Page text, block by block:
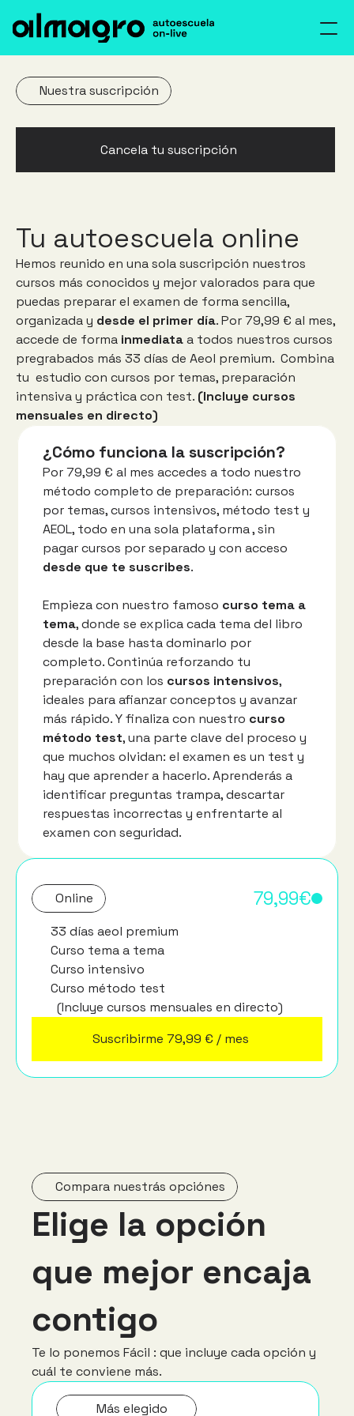
Nuestra suscripción
Cancela tu suscripción
Tu autoescuela online
Hemos reunido en una sola suscripción nuestros
cursos más conocidos y mejor valorados para que
puedas preparar el examen de forma sencilla,
organizada y desde el primer día. Por 79,99 € al mes,
accede de forma inmediata a todos nuestros cursos
pregrabados más 33 días de Aeol premium.  Combina
tu  estudio con cursos por temas, preparación
intensiva y práctica con test. (Incluye cursos
mensuales en directo)
¿Cómo funciona la suscripción?
Por 79,99 € al mes accedes a todo nuestro
método completo de preparación: cursos
por temas, cursos intensivos, método test y
AEOL, todo en una sola plataforma , sin
pagar cursos por separado y con acceso
desde que te suscribes.
Empieza con nuestro famoso curso tema a
tema, donde se explica cada tema del libro
desde la base hasta dominarlo por
completo. Continúa reforzando tu
preparación con los cursos intensivos,
ideales para afianzar conceptos y avanzar
más rápido. Y finaliza con nuestro curso
método test, una parte clave del proceso y
que muchos olvidan: el examen es un test y
hay que aprender a hacerlo. Aprenderás a
identificar preguntas trampa, descartar
respuestas incorrectas y enfrentarte al
examen con seguridad.
Online
   79,99€
33 días aeol premium
Curso tema a tema
Curso intensivo
Curso método test
        (Incluye cursos mensuales en directo)
Suscribirme 79,99 € / mes
Compara nuestrás opciónes
Elige la opción
que mejor encaja
contigo
Te lo ponemos Fácil : que incluye cada opción y
cuál te conviene más.
Más elegido
Inicio
Inicio
Cursos
Cursos
Nosotros
Blog
Blog
AEOL